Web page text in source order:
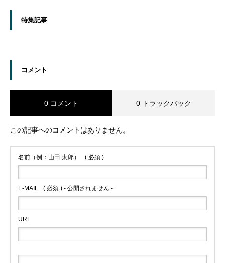
特集記事
コメント
0 コメント 0 トラックバック
この記事へのコメントはありません。
名前（例：山田 太郎） ( 必須 )
E-MAIL ( 必須 ) - 公開されません -
URL